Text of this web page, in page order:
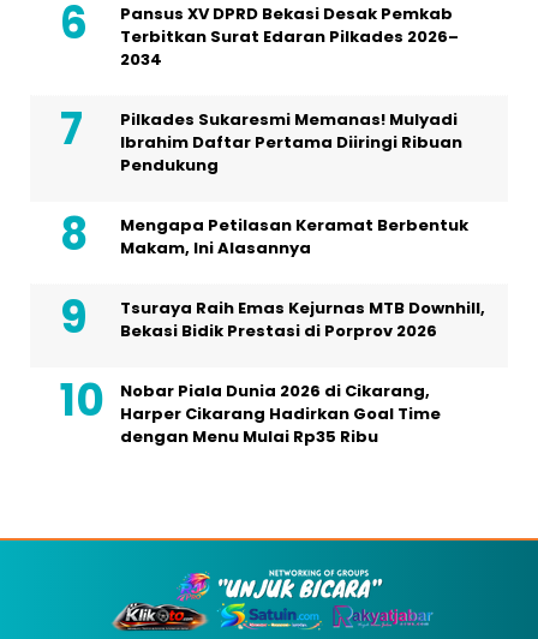
Pansus XV DPRD Bekasi Desak Pemkab
Terbitkan Surat Edaran Pilkades 2026–
2034
Pilkades Sukaresmi Memanas! Mulyadi
Ibrahim Daftar Pertama Diiringi Ribuan
Pendukung
Mengapa Petilasan Keramat Berbentuk
Makam, Ini Alasannya
Tsuraya Raih Emas Kejurnas MTB Downhill,
Bekasi Bidik Prestasi di Porprov 2026
Nobar Piala Dunia 2026 di Cikarang,
Harper Cikarang Hadirkan Goal Time
dengan Menu Mulai Rp35 Ribu